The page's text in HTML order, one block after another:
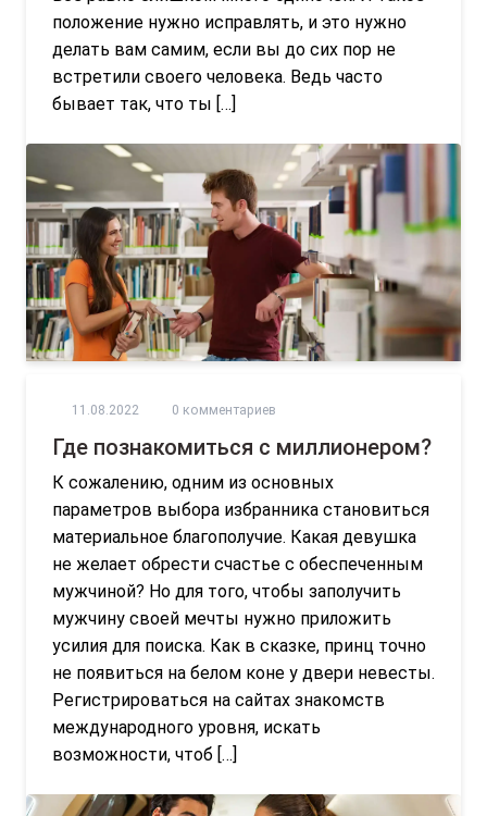
положение нужно исправлять, и это нужно
делать вам самим, если вы до сих пор не
встретили своего человека. Ведь часто
бывает так, что ты […]
11.08.2022 0 комментариев
Где познакомиться с миллионером?
К сожалению, одним из основных
параметров выбора избранника становиться
материальное благополучие. Какая девушка
не желает обрести счастье с обеспеченным
мужчиной? Но для того, чтобы заполучить
мужчину своей мечты нужно приложить
усилия для поиска. Как в сказке, принц точно
не появиться на белом коне у двери невесты.
Регистрироваться на сайтах знакомств
международного уровня, искать
возможности, чтоб […]